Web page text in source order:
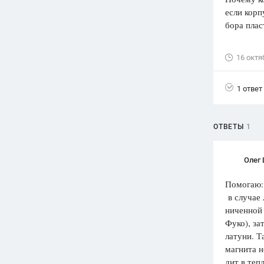
1752 ответа
Олимпиады
ответа
Spotlight
280 ответов
если
бора
16
1 ответ
ОТВЕТЫ 1
Олег
Помогаю:
в случае
Фуко),
латуни.
магнита
дит в